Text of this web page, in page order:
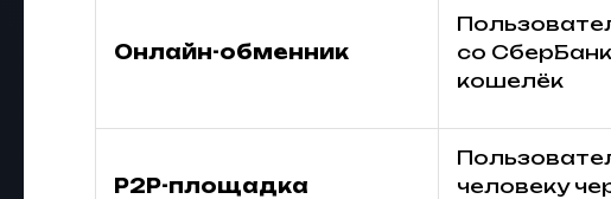
Онлайн-обменник
со
кошелёк
P2P-площадка
человеку